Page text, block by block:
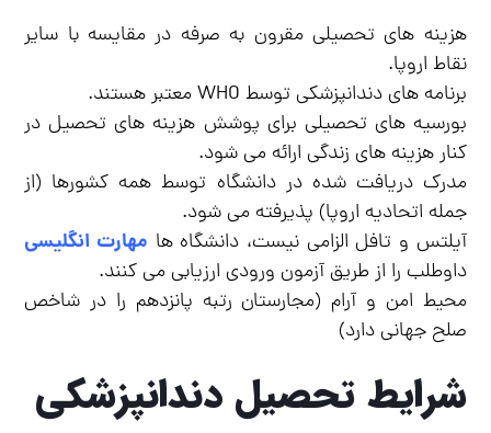
هزینه های تحصیلی مقرون به صرفه در مقایسه با سایر
نقاط اروپا.
برنامه های دندانپزشکی توسط WHO معتبر هستند.
بورسیه های تحصیلی برای پوشش هزینه های تحصیل در
کنار هزینه های زندگی ارائه می شود.
مدرک دریافت شده در دانشگاه توسط همه کشورها (از
جمله اتحادیه اروپا) پذیرفته می شود.
آیلتس و تافل الزامی نیست، دانشگاه ها مهارت انگلیسی
داوطلب را از طریق آزمون ورودی ارزیابی می کنند.
محیط امن و آرام (مجارستان رتبه پانزدهم را در شاخص
صلح جهانی دارد)
شرایط تحصیل دندانپزشکی